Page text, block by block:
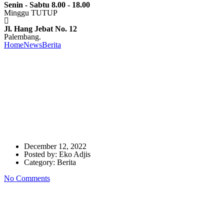
Senin - Sabtu 8.00 - 18.00
Minggu TUTUP
Jl. Hang Jebat No. 12
Palembang.
HomeNewsBerita
December 12, 2022
Posted by: Eko Adjis
Category: Berita
No Comments